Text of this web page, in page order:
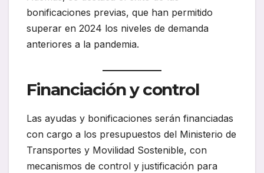
bonificaciones previas, que han permitido
superar en 2024 los niveles de demanda
anteriores a la pandemia.
Financiación y control
Las ayudas y bonificaciones serán financiadas
con cargo a los presupuestos del Ministerio de
Transportes y Movilidad Sostenible, con
mecanismos de control y justificación para